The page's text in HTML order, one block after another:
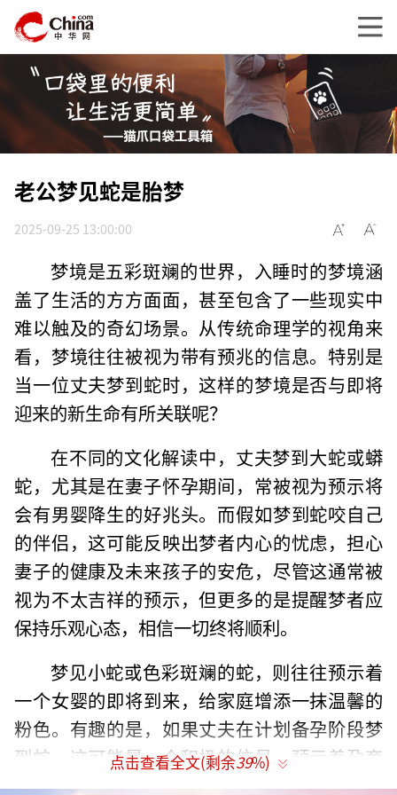
老公梦见蛇是胎梦
2025-09-25 13:00:00
梦境是五彩斑斓的世界，入睡时的梦境涵
盖了生活的方方面面，甚至包含了一些现实中
难以触及的奇幻场景。从传统命理学的视角来
看，梦境往往被视为带有预兆的信息。特别是
当一位丈夫梦到蛇时，这样的梦境是否与即将
迎来的新生命有所关联呢？
在不同的文化解读中，丈夫梦到大蛇或蟒
蛇，尤其是在妻子怀孕期间，常被视为预示将
会有男婴降生的好兆头。而假如梦到蛇咬自己
的伴侣，这可能反映出梦者内心的忧虑，担心
妻子的健康及未来孩子的安危，尽管这通常被
视为不太吉祥的预示，但更多的是提醒梦者应
保持乐观心态，相信一切终将顺利。
梦见小蛇或色彩斑斓的蛇，则往往预示着
一个女婴的即将到来，给家庭增添一抹温馨的
粉色。有趣的是，如果丈夫在计划备孕阶段梦
到蛇，这可能是一个积极的信号，预示着孕育
新生命的时机已然成熟。
点击查看全文(剩余39%)